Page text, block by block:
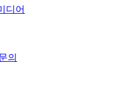
디어
의